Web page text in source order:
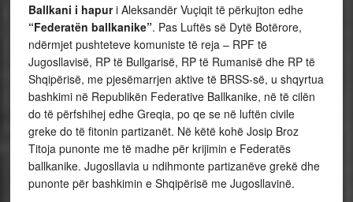
Ballkani i hapuri Aleksandër Vuçiqit të përkujton edhe
“Federatën ballkanike”. Pas Luftës së Dytë Botërore,
ndërmjet pushteteve komuniste të reja – RPF të
Jugosllavisë, RP të Bullgarisë, RP të Rumanisë dhe RP të
Shqipërisë, me pjesëmarrjen aktive të BRSS-së, u shqyrtua
bashkimi në Republikën Federative Ballkanike, në të cilën
do të përfshihej edhe Greqia, po qe se në luftën civile
greke do të fitonin partizanët. Në këtë kohë Josip Broz
Titoja punonte me të madhe për krijimin e Federatës
ballkanike. Jugosllavia u ndihmonte partizanëve grekë dhe
punonte për bashkimin e Shqipërisë me Jugosllavinë.